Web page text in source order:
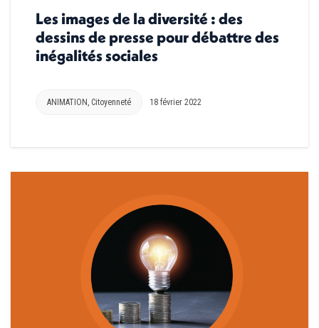
Les images de la diversité : des
dessins de presse pour débattre des
inégalités sociales
ANIMATION Citoyenneté 18 février 2022